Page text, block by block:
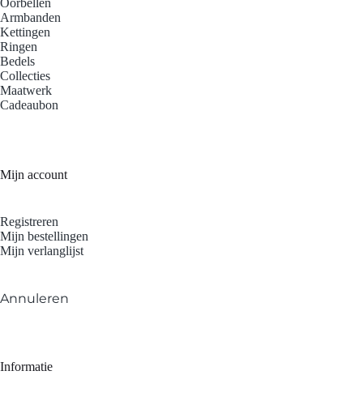
Armbanden
Kettingen
Ringen
Bedels
Collecties
Maatwerk
Cadeaubon
Mijn account
Registreren
Mijn bestellingen
Mijn verlanglijst
Annuleren
Informatie